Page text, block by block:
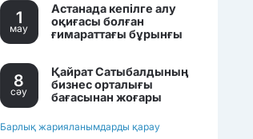
қойды.
1
мау
Астанада кепілге алу
оқиғасы болған
ғимараттағы бұрынғы
8
сәу
Қайрат Сатыбалдының
бизнес орталығы
бағасынан жоғары
жатқан еді.
Барлық жарияланымдарды қарау